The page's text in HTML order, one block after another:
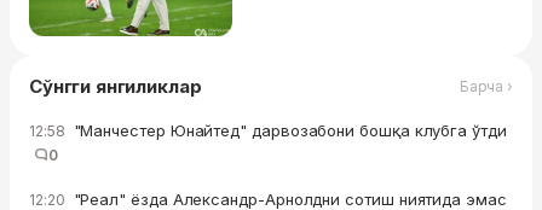
Сўнгги янгиликлар Барча ›
12:58 "Манчестер Юнайтед" дарвозабони бошқа клубга ўтди
0
12:20 "Реал" ёзда Александр-Арнолдни сотиш ниятида эмас